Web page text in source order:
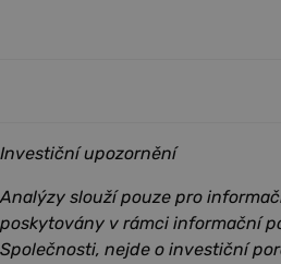
Investiční upozornění
Analýzy slouží pouze pro
poskytovány v rámci informační
Společnosti, nejde o investiční